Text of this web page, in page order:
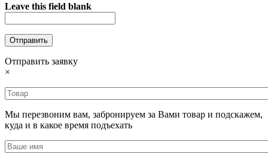
Leave this field blank
Отправить заявку
×
Мы перезвоним вам, забронируем за Вами товар и подскажем,
куда и в какое время подъехать